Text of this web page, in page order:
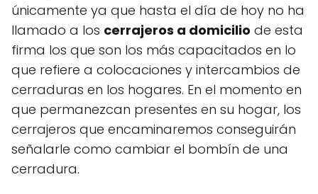
únicamente ya que hasta el día de hoy no ha
llamado a los cerrajeros a domicilio de esta
firma los que son los más capacitados en lo
que refiere a colocaciones y intercambios de
cerraduras en los hogares. En el momento en
que permanezcan presentes en su hogar, los
cerrajeros que encaminaremos conseguirán
señalarle como cambiar el bombín de una
cerradura.